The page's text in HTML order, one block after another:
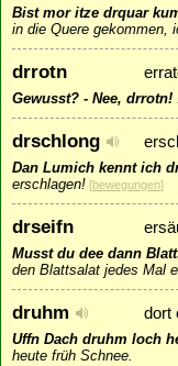
Bist mor itze drquar
in die Quere gekommen,
drrotn
Gewusst? - Nee, drrotn!
drschlong
Dan Lumich kennt ich
erschlagen! [bewegungen]
drseifn
Musst du dee dann
den Blattsalat jedes Mal
druhm dort
Uffn Dach druhm loch
heute früh Schnee.